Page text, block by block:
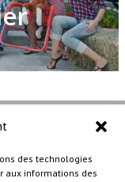
des technologies
aux informations des